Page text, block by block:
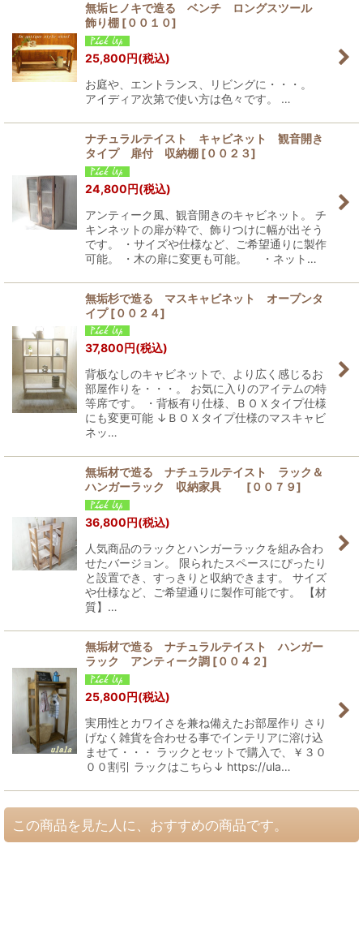
無垢ヒノキで造る ベンチ ロングスツール
飾り棚 [００１０]
25,800円(税込)
お庭や、エントランス、リビングに・・・。
アイディア次第で使い方は色々です。 …
ナチュラルテイスト キャビネット 観音開き
タイプ 扉付 収納棚 [００２３]
24,800円(税込)
アンティーク風、観音開きのキャビネット。 チ
キンネットの扉が粋で、飾りつけに幅が出そう
です。 ・サイズや仕様など、ご希望通りに製作
可能。 ・木の扉に変更も可能。 ・ネット…
無垢杉で造る マスキャビネット オープンタ
イプ [００２４]
37,800円(税込)
背板なしのキャビネットで、より広く感じるお
部屋作りを・・・。 お気に入りのアイテムの特
等席です。 ・背板有り仕様、ＢＯＸタイプ仕様
にも変更可能 ↓ＢＯＸタイプ仕様のマスキャビ
ネッ…
無垢材で造る ナチュラルテイスト ラック＆
ハンガーラック 収納家具
[００７９]
36,800円(税込)
人気商品のラックとハンガーラックを組み合わ
せたバージョン。 限られたスペースにぴったり
と設置でき、すっきりと収納できます。 サイズ
や仕様など、ご希望通りに製作可能です。 【材
質】…
無垢材で造る ナチュラルテイスト ハンガー
ラック アンティーク調 [００４２]
25,800円(税込)
実用性とカワイさを兼ね備えたお部屋作り さり
げなく雑貨を合わせる事でインテリアに溶け込
ませて・・・ ラックとセットで購入で、￥３０
００割引 ラックはこちら↓ https://ula…
この商品を見た人に、おすすめの商品です。